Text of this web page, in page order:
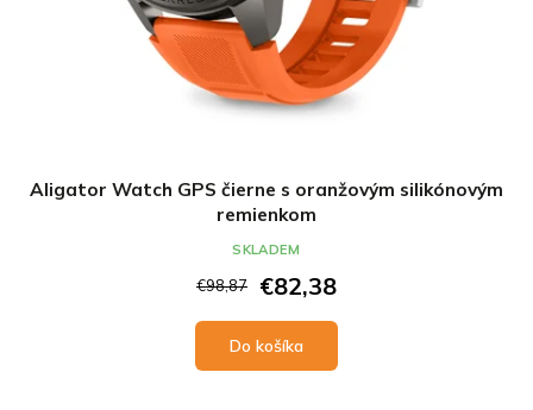
Aligator Watch GPS čierne s oranžovým silikónovým
remienkom
€98,87 €82,38
Do košíka
SKLADEM